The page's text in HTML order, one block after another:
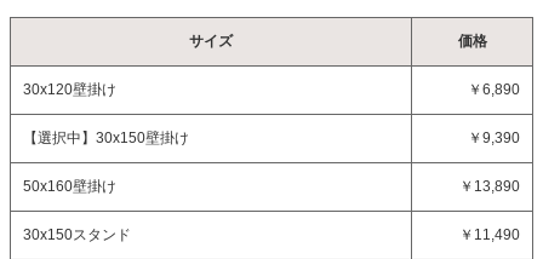
サイズ 価格
30x120壁掛け ￥6,890
【選択中】 30x150壁掛け ￥9,390
50x160壁掛け ￥13,890
30x150スタンド ￥11,490